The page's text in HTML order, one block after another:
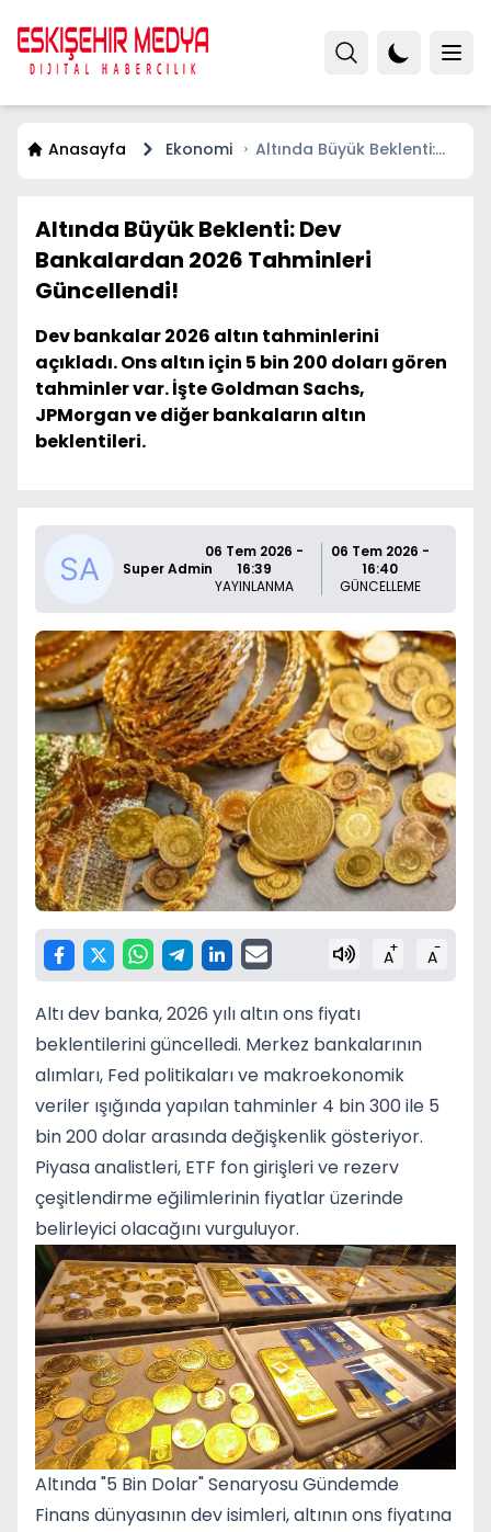
Anasayfa Ekonomi
Altında Büyük Beklenti:
Altında Büyük Beklenti: Dev
Bankalardan 2026 Tahminleri
Güncellendi!
Dev bankalar 2026 altın tahminlerini
açıkladı. Ons altın için 5 bin 200 doları gören
tahminler var. İşte Goldman Sachs,
JPMorgan ve diğer bankaların altın
beklentileri.
Super Admin
06 Tem 2026 -
16:39
YAYINLANMA
06 Tem 2026 -
16:40
GÜNCELLEME
A+ A-
Altı dev banka, 2026 yılı altın ons fiyatı
beklentilerini güncelledi. Merkez bankalarının
alımları, Fed politikaları ve makroekonomik
veriler ışığında yapılan tahminler 4 bin 300 ile 5
bin 200 dolar arasında değişkenlik gösteriyor.
Piyasa analistleri, ETF fon girişleri ve rezerv
çeşitlendirme eğilimlerinin fiyatlar üzerinde
belirleyici olacağını vurguluyor.
Altında "5 Bin Dolar" Senaryosu Gündemde
Finans dünyasının dev isimleri, altının ons fiyatına